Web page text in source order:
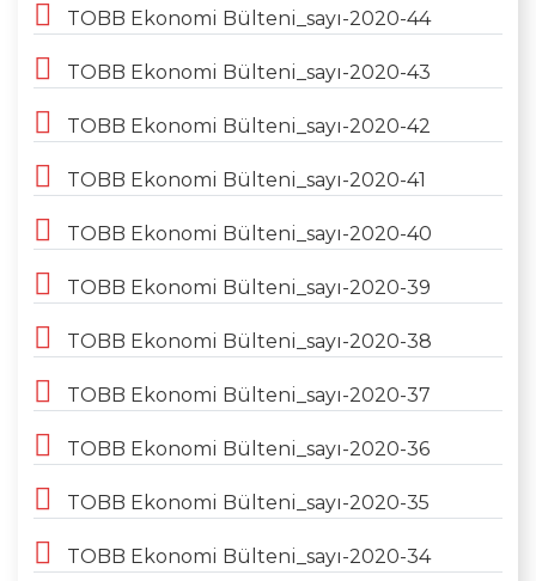
TOBB Ekonomi Bülteni_sayı-2020-44
TOBB Ekonomi Bülteni_sayı-2020-43
TOBB Ekonomi Bülteni_sayı-2020-42
TOBB Ekonomi Bülteni_sayı-2020-41
TOBB Ekonomi Bülteni_sayı-2020-40
TOBB Ekonomi Bülteni_sayı-2020-39
TOBB Ekonomi Bülteni_sayı-2020-38
TOBB Ekonomi Bülteni_sayı-2020-37
TOBB Ekonomi Bülteni_sayı-2020-36
TOBB Ekonomi Bülteni_sayı-2020-35
TOBB Ekonomi Bülteni_sayı-2020-34